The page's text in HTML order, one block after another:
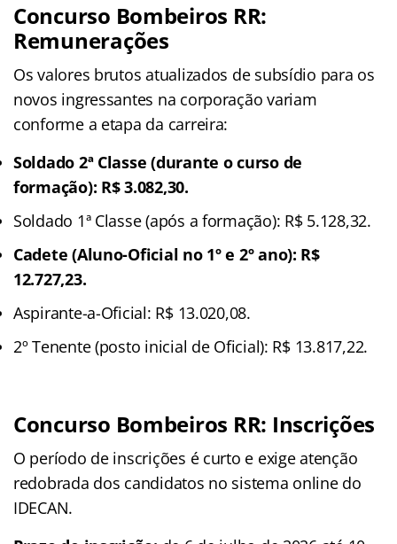
Concurso Bombeiros RR:
Remunerações
Os valores brutos atualizados de subsídio para os
novos ingressantes na corporação variam
conforme a etapa da carreira:
Soldado 2ª Classe (durante o curso de
formação): R$ 3.082,30.
Soldado 1ª Classe (após a formação): R$ 5.128,32.
Cadete (Aluno-Oficial no 1º e 2º ano): R$
12.727,23.
Aspirante-a-Oficial: R$ 13.020,08.
2º Tenente (posto inicial de Oficial): R$ 13.817,22.
Concurso Bombeiros RR: Inscrições
O período de inscrições é curto e exige atenção
redobrada dos candidatos no sistema online do
IDECAN.